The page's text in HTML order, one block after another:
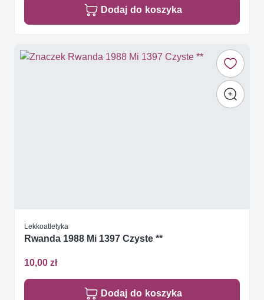
Dodaj do koszyka
Lekkoatletyka
Rwanda 1988 Mi 1397 Czyste **
10,00 zł
Dodaj do koszyka